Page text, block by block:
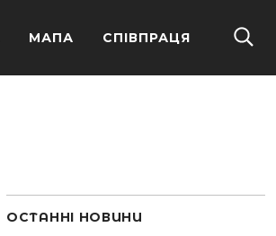
МАПА СПІВПРАЦЯ
ОСТАННІ НОВИНИ